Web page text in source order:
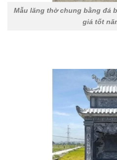
Mẫu lăng thờ chung bằng đá
giá tốt